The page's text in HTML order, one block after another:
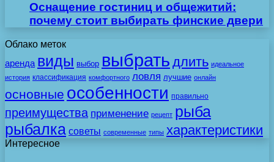
Оснащение гостиниц и общежитий:
почему стоит выбирать финские двери
Облако меток
аренда виды выбор выбрать длить идеальное
история классификация комфортного ловля лучшие онлайн
основные особенности правильно
преимущества применение рецепт рыба
рыбалка советы современные типы характеристики
Интересное